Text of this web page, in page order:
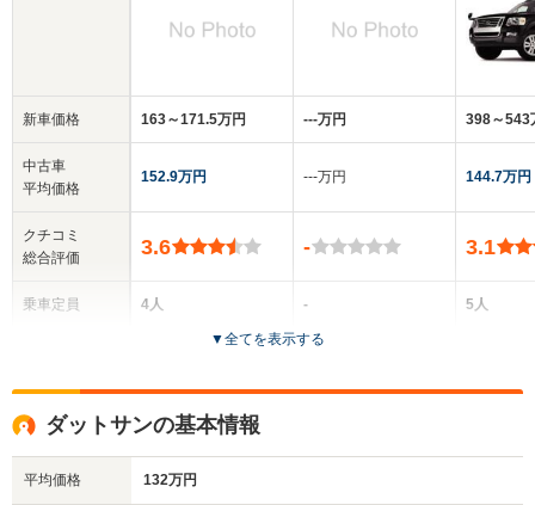
新車価格
中古車
平均価格
クチコミ
総合評価
乗車定員
163～171.5万円
152.9万円
3.6
4人
全高
1.69m
‐‐‐万円
‐‐‐万円
-
-
2～4ドア
398～543
144.7万円
3.1
5人
▼全てを表示する
ダットサンの基本情報
平均価格 132万円